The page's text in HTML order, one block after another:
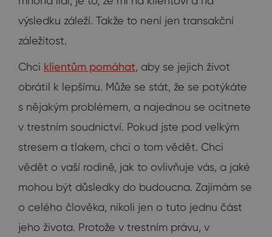
výsledku záleží. Takže to není jen transakční
záležitost.
Chci klientům pomáhat, aby se jejich život
obrátil k lepšímu. Může se stát, že se potýkáte
s nějakým problémem, a najednou se ocitnete
v trestním soudnictví. Pokud jste pod velkým
stresem a tlakem, chci o tom vědět. Chci
vědět o vaší rodině, jak to ovlivňuje vás, a jaké
mohou být důsledky do budoucna. Zajímám se
o celého člověka, nikoli jen o tuto jednu část
jeho života. Protože v trestním právu, v